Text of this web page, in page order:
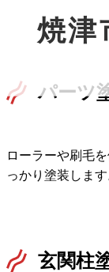
焼
パーツ
ローラーや刷毛
っかり塗装します
玄関柱